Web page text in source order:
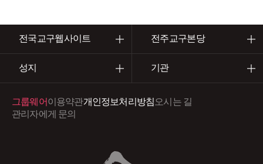
전국교구웹사이트 전주교구본당
성지 기관
그룹웨어이용약관개인정보처리방침오시는 길
관리자에게 문의